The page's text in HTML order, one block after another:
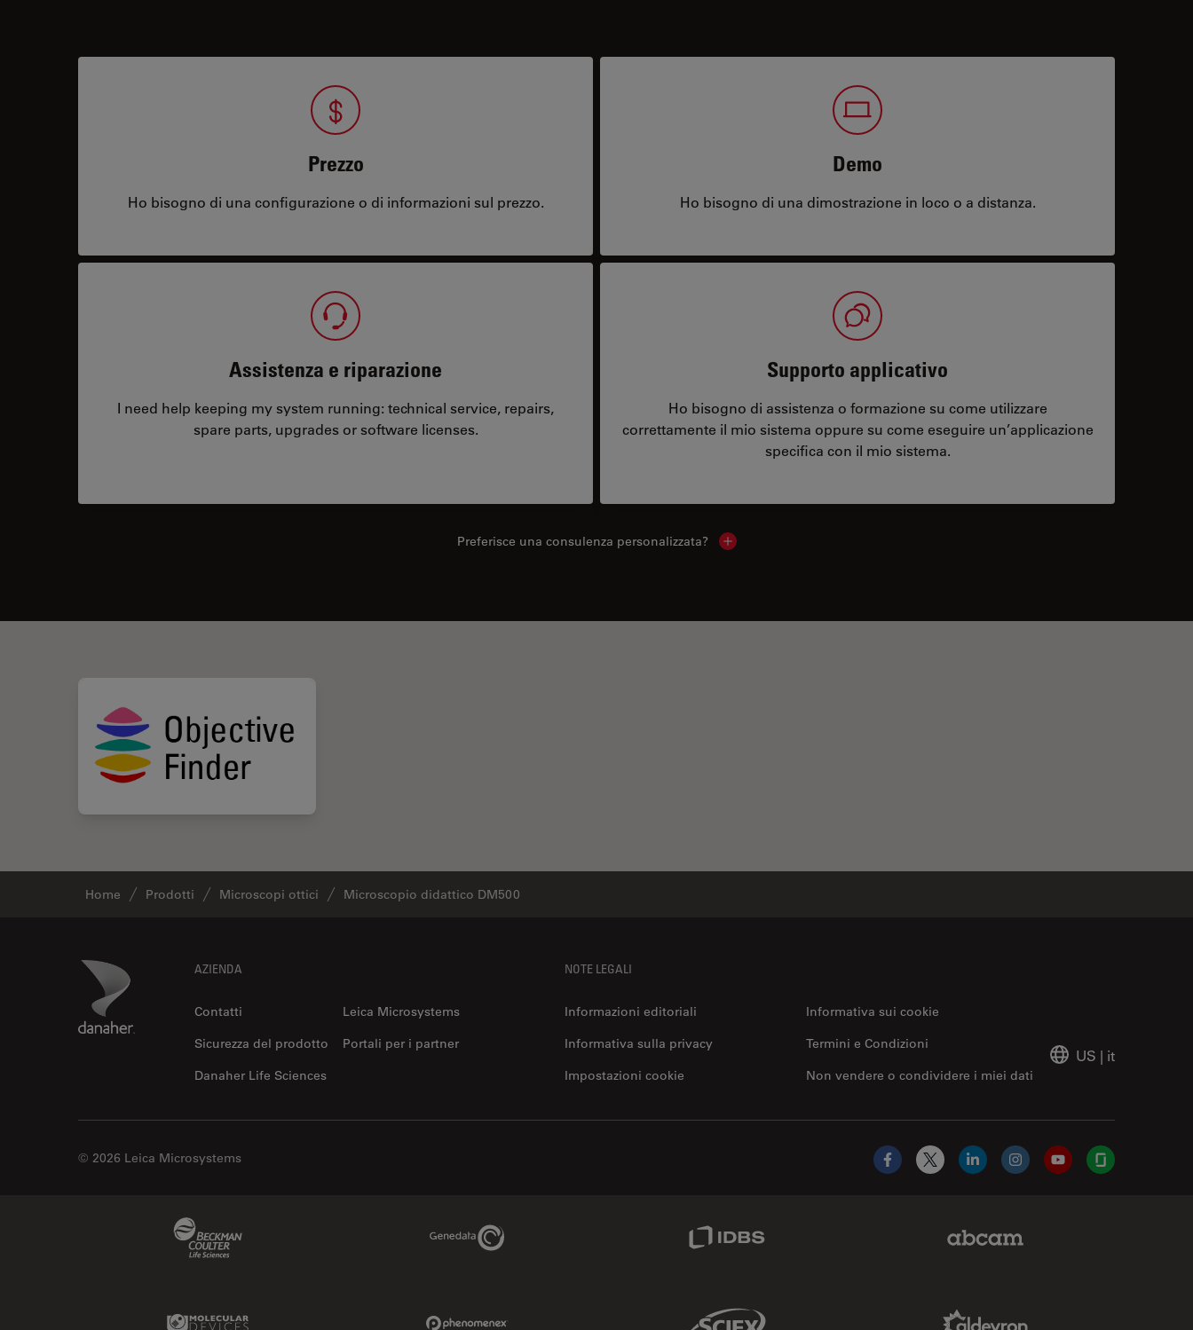
Prezzo
Ho bisogno di una configurazione o di informazioni sul prezzo.
Demo
Ho bisogno di una dimostrazione in loco o a distanza.
Assistenza e riparazione
I need help keeping my system running: technical service, repairs,
spare parts, upgrades or software licenses.
Supporto applicativo
Ho bisogno di assistenza o formazione su come utilizzare
correttamente il mio sistema oppure su come eseguire un’applicazione
specifica con il mio sistema.
Preferisce una consulenza personalizzata? Show local contacts
Home Prodotti Microscopi ottici Microscopio didattico DM500
Danaher Logo AZIENDA
Contatti
Leica Microsystems
Sicurezza del prodotto
Portali per i partner
Danaher Life Sciences
NOTE LEGALI
Informazioni editoriali
Informativa sui cookie
Informativa sulla privacy
Non vendere o condividere i miei dati
Termini e Condizioni
Impostazioni cookie
US | it
© 2026 Leica Microsystems
Facebook
X LinkedInInstagramYouTubeGlassdoor
Genedata Link
Molecular Devices Link Sciex Link